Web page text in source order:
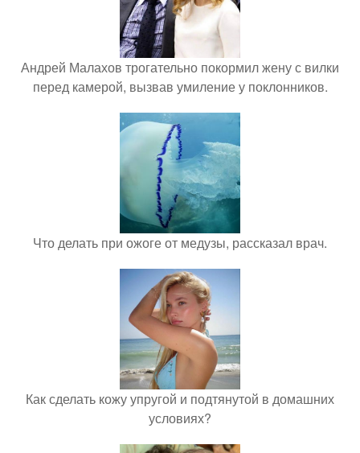
Андрей Малахов трогательно покормил жену с вилки
перед камерой, вызвав умиление у поклонников.
Что делать при ожоге от медузы, рассказал врач.
Как сделать кожу упругой и подтянутой в домашних
условиях?